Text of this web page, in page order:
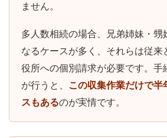
ません。
多人数相続の場合、兄弟姉妹・甥
なるケースが多く、それらは従来
役所への個別請求が必要です。手
が行うと、
この収集作業だけで半
スもあるのが実情です。